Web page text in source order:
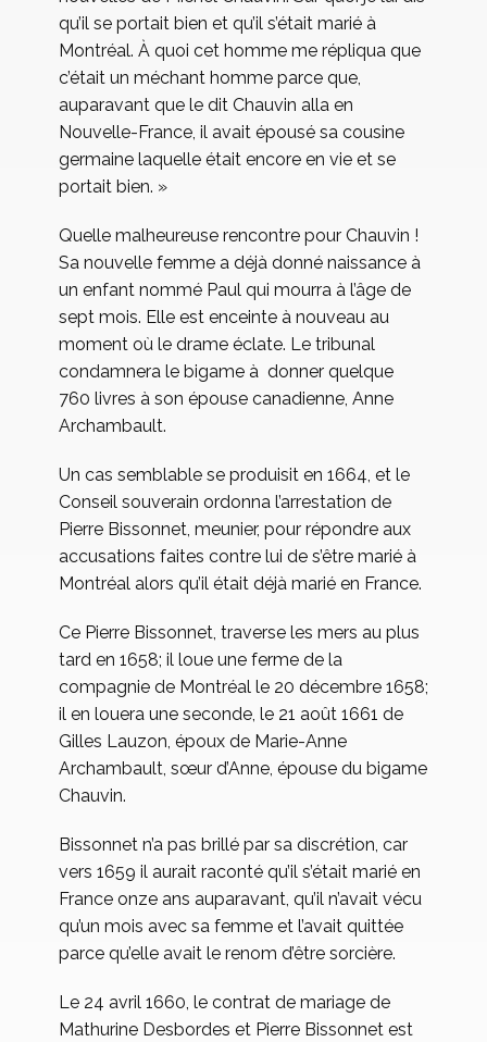
qu’il se portait bien et qu’il s’était marié à
Montréal. À quoi cet homme me répliqua que
c’était un méchant homme parce que,
auparavant que le dit Chauvin alla en
Nouvelle-France, il avait épousé sa cousine
germaine laquelle était encore en vie et se
portait bien. »
Quelle malheureuse rencontre pour Chauvin !
Sa nouvelle femme a déjà donné naissance à
un enfant nommé Paul qui mourra à l’âge de
sept mois. Elle est enceinte à nouveau au
moment où le drame éclate. Le tribunal
condamnera le bigame à donner quelque
760 livres à son épouse canadienne, Anne
Archambault.
Un cas semblable se produisit en 1664, et le
Conseil souverain ordonna l’arrestation de
Pierre Bissonnet, meunier, pour répondre aux
accusations faites contre lui de s’être marié à
Montréal alors qu’il était déjà marié en France.
Ce Pierre Bissonnet, traverse les mers au plus
tard en 1658; il loue une ferme de la
compagnie de Montréal le 20 décembre 1658;
il en louera une seconde, le 21 août 1661 de
Gilles Lauzon, époux de Marie-Anne
Archambault, sœur d’Anne, épouse du bigame
Chauvin.
Bissonnet n’a pas brillé par sa discrétion, car
vers 1659 il aurait raconté qu’il s’était marié en
France onze ans auparavant, qu’il n’avait vécu
qu’un mois avec sa femme et l’avait quittée
parce qu’elle avait le renom d’être sorcière.
Le 24 avril 1660, le contrat de mariage de
Mathurine Desbordes et Pierre Bissonnet est